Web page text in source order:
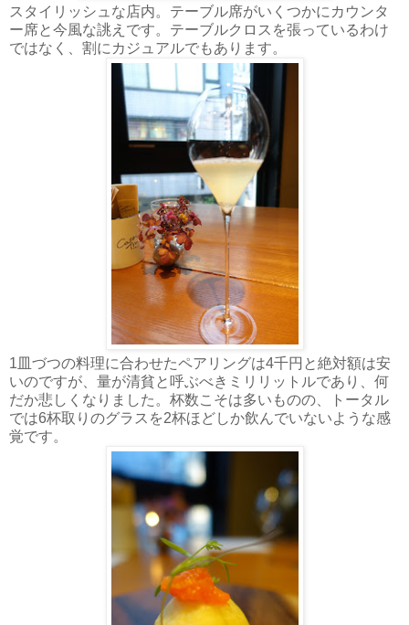
スタイリッシュな店内。テーブル席がいくつかにカウンタ
ー席と今風な誂えです。テーブルクロスを張っているわけ
ではなく、割にカジュアルでもあります。
1皿づつの料理に合わせたペアリングは4千円と絶対額は安
いのですが、量が清貧と呼ぶべきミリリットルであり、何
だか悲しくなりました。杯数こそは多いものの、トータル
では6杯取りのグラスを2杯ほどしか飲んでいないような感
覚です。